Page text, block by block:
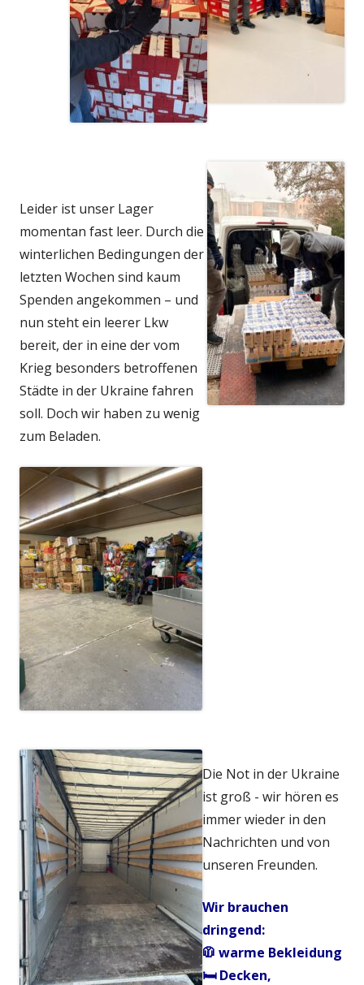
Leider ist unser Lager
momentan fast leer. Durch die
winterlichen Bedingungen der
letzten Wochen sind kaum
Spenden angekommen – und
nun steht ein leerer Lkw
bereit, der in eine der vom
Krieg besonders betroffenen
Städte in der Ukraine fahren
soll. Doch wir haben zu wenig
zum Beladen.
Die Not in der Ukraine
ist groß - wir hören es
immer wieder in den
Nachrichten und von
unseren Freunden.
Wir brauchen
dringend:
🧥 warme Bekleidung
🛏️ Decken,